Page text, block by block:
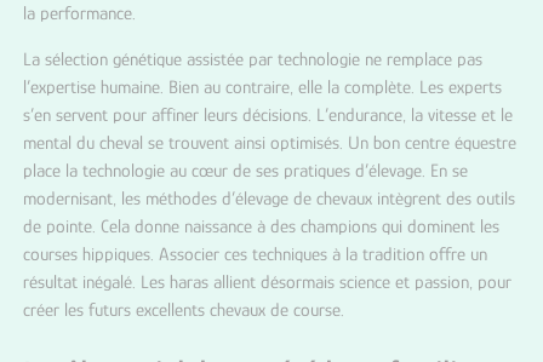
la performance.
La sélection génétique assistée par technologie ne remplace pas
l’expertise humaine. Bien au contraire, elle la complète. Les experts
s’en servent pour affiner leurs décisions. L’endurance, la vitesse et le
mental du cheval se trouvent ainsi optimisés. Un bon centre équestre
place la technologie au cœur de ses pratiques d’élevage. En se
modernisant, les méthodes d’élevage de chevaux intègrent des outils
de pointe. Cela donne naissance à des champions qui dominent les
courses hippiques. Associer ces techniques à la tradition offre un
résultat inégalé. Les haras allient désormais science et passion, pour
créer les futurs excellents chevaux de course.